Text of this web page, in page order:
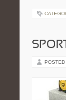
POSTED